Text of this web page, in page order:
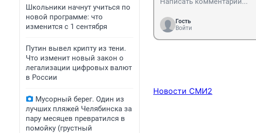
Школьники начнут учиться по
новой программе: что
изменится с 1 сентября
Путин вывел крипту из тени.
Что изменит новый закон о
легализации цифровых валют
в России
Мусорный берег. Один из
лучших пляжей Челябинска за
пару месяцев превратился в
помойку (грустный
Гость
Войти
Новости СМИ2